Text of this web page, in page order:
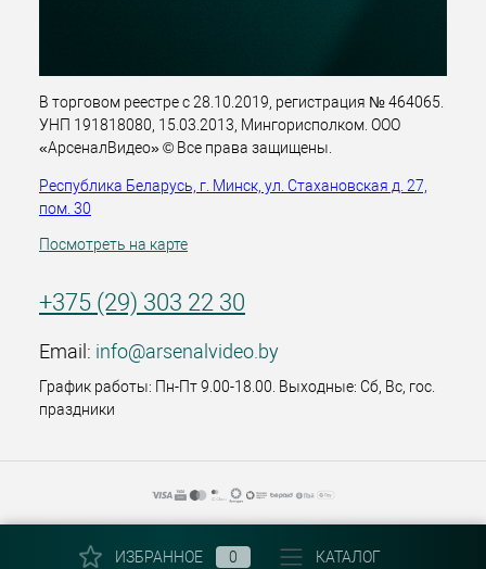
В торговом реестре с 28.10.2019, регистрация № 464065.
УНП 191818080, 15.03.2013, Мингорисполком. ООО
«АрсеналВидео» © Все права защищены.
Республика Беларусь, г. Минск, ул. Стахановская д. 27,
пом. 30
Посмотреть на карте
+375 (29) 303 22 30
Email: info@arsenalvideo.by
График работы: Пн-Пт 9.00-18.00. Выходные: Сб, Вс, гос.
праздники
ИЗБРАННОЕ 0 КАТАЛОГ